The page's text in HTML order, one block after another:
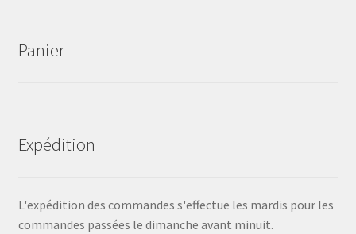
Panier
Expédition
L'expédition des commandes s'effectue les mardis pour les
commandes passées le dimanche avant minuit.